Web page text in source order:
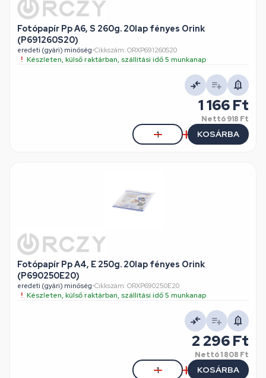
Fotópapír Pp A6, S 260g. 20lap fényes Orink
(P691260S20)
eredeti (gyári) minőség•Cikkszám: ORXP691260S20
Készleten, külső raktárban, szállítási idő 5 munkanap
1 166 Ft
Nettó918 Ft
KOSÁRBA
Fotópapír Pp A4, E 250g. 20lap fényes Orink
(P690250E20)
eredeti (gyári) minőség•Cikkszám: ORXP690250E20
Készleten, külső raktárban, szállítási idő 5 munkanap
2 296 Ft
Nettó1 808 Ft
KOSÁRBA